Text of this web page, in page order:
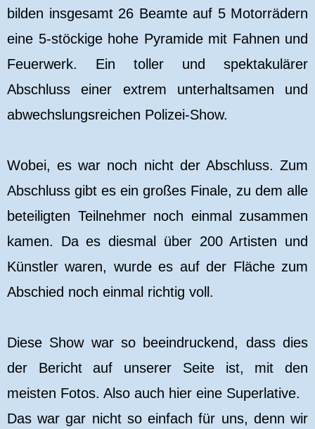
bilden insgesamt 26 Beamte auf 5 Motorrädern
eine 5-stöckige hohe Pyramide mit Fahnen und
Feuerwerk. Ein toller und spektakulärer
Abschluss einer extrem unterhaltsamen und
abwechslungsreichen Polizei-Show.
Wobei, es war noch nicht der Abschluss. Zum
Abschluss gibt es ein großes Finale, zu dem alle
beteiligten Teilnehmer noch einmal zusammen
kamen. Da es diesmal über 200 Artisten und
Künstler waren, wurde es auf der Fläche zum
Abschied noch einmal richtig voll.
Diese Show war so beeindruckend, dass dies
der Bericht auf unserer Seite ist, mit den
meisten Fotos. Also auch hier eine Superlative.
Das war gar nicht so einfach für uns, denn wir